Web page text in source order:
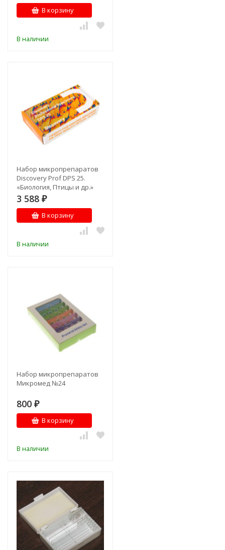
В корзину
В наличии
Набор микропрепаратов
Discovery Prof DPS 25.
«Биология, Птицы и др.»
3 588 ₽
В корзину
В наличии
Набор микропрепаратов
Микромед №24
800 ₽
В корзину
В наличии